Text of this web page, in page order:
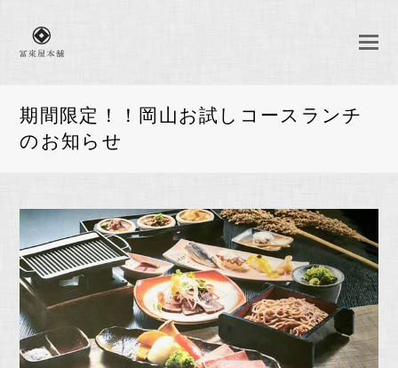
期間限定！！岡山お試しコースランチ
のお知らせ